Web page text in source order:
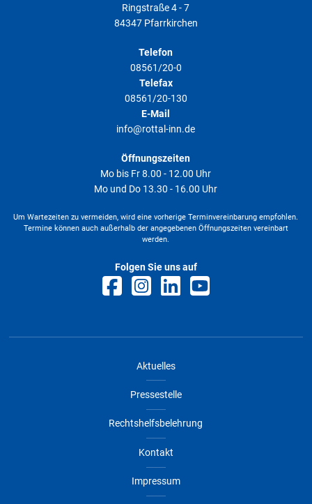
Ringstraße 4 - 7
84347 Pfarrkirchen
Telefon
08561/20-0
Telefax
08561/20-130
E-Mail
info@rottal-inn.de
Öffnungszeiten
Mo bis Fr 8.00 - 12.00 Uhr
Mo und Do 13.30 - 16.00 Uhr
Um Wartezeiten zu vermeiden, wird eine vorherige Terminvereinbarung empfohlen.
Termine können auch außerhalb der angegebenen Öffnungszeiten vereinbart
werden.
Folgen Sie uns auf
Aktuelles
Pressestelle
Rechtshelfsbelehrung
Kontakt
Impressum